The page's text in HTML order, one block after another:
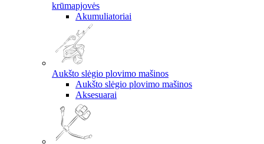
krūmapjovės
Akumuliatoriai
Aukšto slėgio plovimo mašinos
Aukšto slėgio plovimo mašinos
Aksesuarai